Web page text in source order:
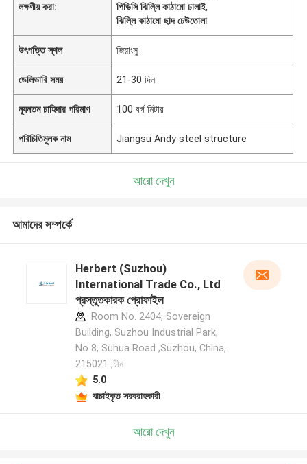
লক্ষণীয় করা:
পিভিসি ঝিল্লি কাঠামো ঢালাই,
ঝিল্লি কাঠামো ছাদ ঢেউতোলা
উৎপত্তি স্থল জিয়াংসু
ডেলিভারি সময় 21-30 দিন
ন্যূনতম চাহিদার পরিমাণ 100 বর্গ মিটার
পরিচিতিমুলক নাম Jiangsu Andy steel structure
আরো দেখুন
আমাদের সম্পর্কে
Herbert (Suzhou)
International Trade Co., Ltd
প্রস্তুতকারক প্রোফাইল
Room No. 2404, Sovereign
Building, Suzhou Industrial Park,
No 8, Suhua Road ,Suzhou, China,
215021 ,চীন
5.0
যাচাইকৃত সরবরাহকারী
আরো দেখুন